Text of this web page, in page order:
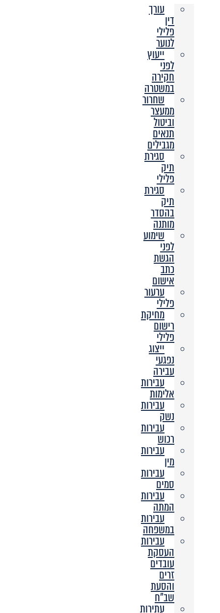
עורך
דין
פלילי
לנוער
ייעוץ
לפני
חקירה
במשטרה
שחרור
ממעצר
וביטול
תנאים
מגבילים
סגירת
תיק
פלילי
סגירת
תיק
בהסדר
מותנה
שימוע
לפני
הגשת
כתב
אישום
ערעור
פלילי
מחיקת
רישום
פלילי
ייצוג
נפגעי
עבירה
עבירות
אלימות
עבירות
נשק
עבירות
רכוש
עבירות
מין
עבירות
סמים
עבירות
המתה
עבירות
במשפחה
עבירות
העסקת
עובדים
זרים
והסעת
שב”ח
עתירות